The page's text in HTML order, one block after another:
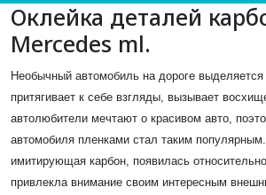
Оклейка деталей
Mercedes ml.
Необычный автомобиль на дороге выделяется
притягивает к себе взгляды, вызывает
автолюбители мечтают о красивом авто,
автомобиля пленками стал таким
имитирующая карбон, появилась
привлекла внимание своим интересным